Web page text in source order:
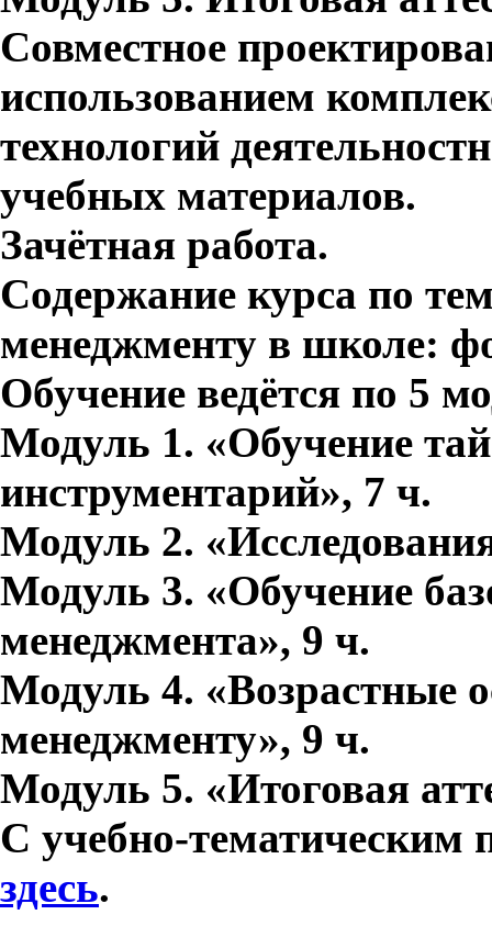
Совместное
использованием
технологий
учебных материалов.
Зачётная работа.
Содержание курса по
менеджменту в школе:
Обучение ведётся по 5
Модуль 1. «Обучение
инструментарий», 7 ч.
Модуль 2.
Модуль 3. «Обучение
менеджмента», 9 ч.
Модуль 4. «Возрастные
менеджменту», 9 ч.
Модуль 5. «Итоговая
С учебно-тематическим
здесь.